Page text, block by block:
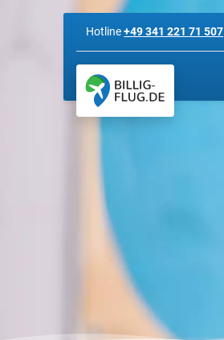
Hotline+49 341 221 71 507